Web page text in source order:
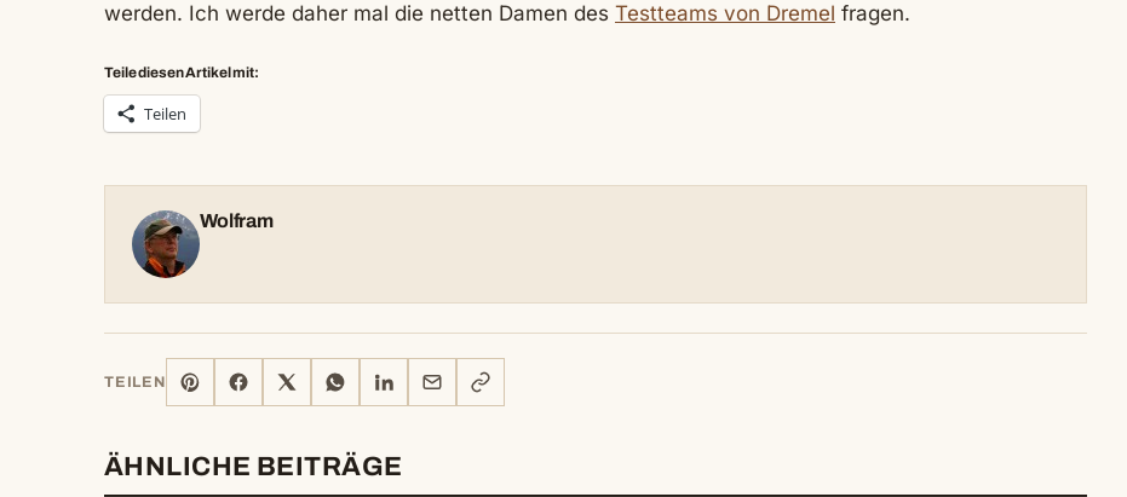
werden. Ich werde daher mal die netten Damen des Testteams von Dremel fragen.
Teile diesen Artikel mit:
Teilen
Wolfram
TEILEN
PINTERESTFACEBOOK WHATSAPPLINKEDIN
MAIL
LINK
KOPIEREN
ÄHNLICHE BEITRÄGE